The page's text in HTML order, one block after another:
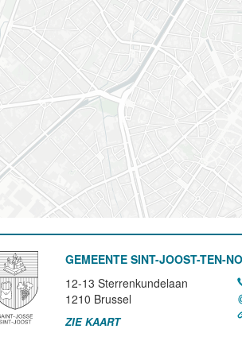
GEMEENTE SINT-JOOST-TEN-
12-13 Sterrenkundelaan
1210 Brussel
ZIE KAART